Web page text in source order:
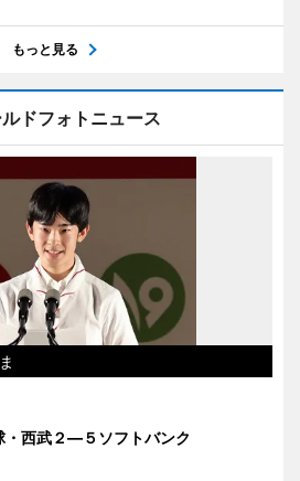
もっと見る
ドフォトニュース
・西武２―５ソフトバンク